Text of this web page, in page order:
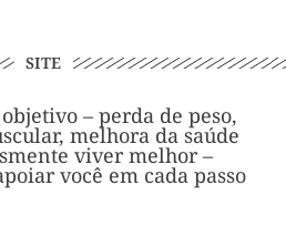
SITE
– perda de peso,
melhora da saúde
viver melhor –
você em cada passo